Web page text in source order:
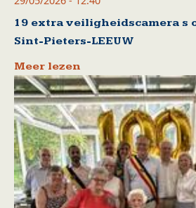
19 extra veiligheidscamera s
Sint-Pieters-LEEUW
Meer lezen